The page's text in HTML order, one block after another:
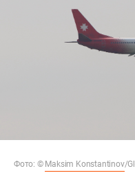
Фото: © Maksim Konstantinov/